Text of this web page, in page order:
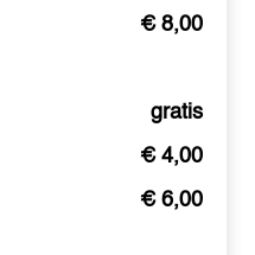
€ 8,00
gratis
€ 4,00
€ 6,00